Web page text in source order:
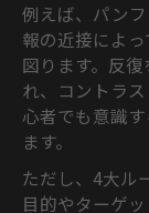
例えば、パン
報の近接によ
図ります。反
れ、コントラ
心者でも意識
ます。
ただし、4大ル
目的やターゲ